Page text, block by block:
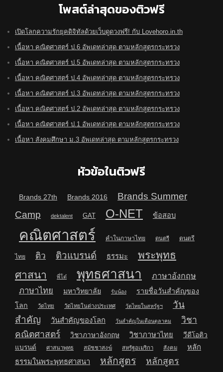
โพสต์ล่าสุดของติวฟรี
เปิดโลกความรักยุคดิจิทัลด้วยเว็บดูดวงฟรี! กับ Lovehoro.in.th
เนื้อหา คณิตศาสตร์ ป.6 อัพเดทล่าสุด ตามหลักสูตรกระทรวง
เนื้อหา คณิตศาสตร์ ป.5 อัพเดทล่าสุด ตามหลักสูตรกระทรวง
เนื้อหา คณิตศาสตร์ ป.4 อัพเดทล่าสุด ตามหลักสูตรกระทรวง
เนื้อหา คณิตศาสตร์ ป.3 อัพเดทล่าสุด ตามหลักสูตรกระทรวง
เนื้อหา คณิตศาสตร์ ป.2 อัพเดทล่าสุด ตามหลักสูตรกระทรวง
เนื้อหา คณิตศาสตร์ ป.1 อัพเดทล่าสุด ตามหลักสูตรกระทรวง
เนื้อหา สังคมศึกษา ม.3 อัพเดทล่าสุด ตามหลักสูตรกระทรวง
หัวข้อในติวฟรี
Brands 27th Brands 2016
Brands Summer
Camp
dektalent GAT O-NET ข้อสอบ
คณิตศาสตร์ คำในภาษาไทย ดนตรี ดนตรี
ไทย ติว ติวแบรนด์ ธรรมะ
พระพุทธ
ศาสนา
พี่โต๋ พุทธศาสนา ภาษาอังกฤษ
ภาษาไทย มหาวิทยาลัย รับน้อง
รายชื่อวันสำคัญของ
โลก
วัดไทย วัดไทยในต่างประเทศ วัดไทยในสหรัฐฯ
วัน
สำคัญ
วันสำคัญของโลก วันสำคัญในเดือนตุลาคม
วิชา
คณิตศาสตร์
วิชาภาษาอังกฤษ วิชาภาษาไทย
วีดีโอติว
แบรนด์
ศาสนาพุทธ สมัชชาสงฆ์ สหรัฐอเมริกา สังคม
หลัก
ธรรมในพระพุทธศาสนา
หลักสูตร
หลักสูตร